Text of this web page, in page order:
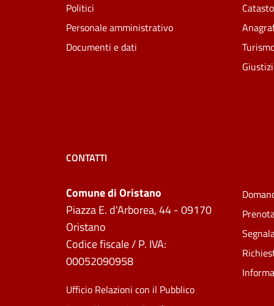
Politici
Personale amministrativo
Documenti e dati
CONTATTI
Comune di Oristano
Piazza E. d'Arborea, 44 - 09170
Oristano
Codice fiscale / P. IVA:
00052090958
Ufficio Relazioni con il Pubblico